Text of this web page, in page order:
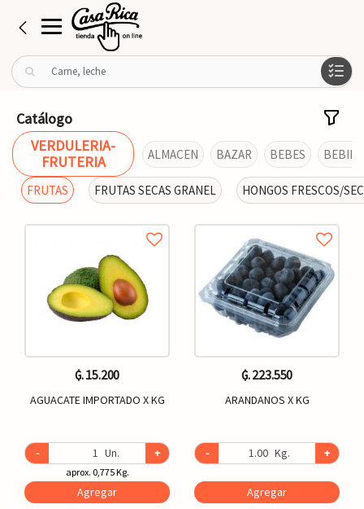
B
u
r
p
Catálogo
VERDULERIA-
FRUTERIA
ALMACEN BAZAR BEBES
FRUTAS FRUTAS SECAS GRANEL HONGOS FRESCOS/
₲. 15.200
AGUACATE IMPORTADO X KG
- Un. +
aprox. 0,775 Kg.
Agregar
₲. 223.550
ARANDANOS X KG
- Kg. +
Agregar